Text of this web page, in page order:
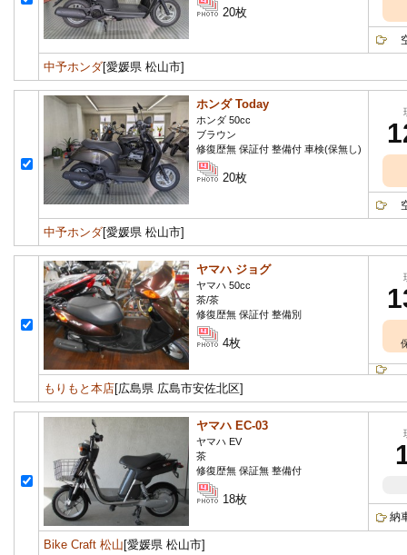
20枚
中予ホンダ[愛媛県 松山市]
ホンダ Today
ホンダ 50cc
ブラウン
修復歴無 保証付 整備付 車検(保無し)
20枚
中予ホンダ[愛媛県 松山市]
ヤマハ ジョグ
ヤマハ 50cc
茶/茶
修復歴無 保証付 整備別
4枚
もりもと本店[広島県 広島市安佐北区]
ヤマハ EC-03
ヤマハ EV
茶
修復歴無 保証無 整備付
18枚
納
Bike Craft 松山 [愛媛県 松山市]